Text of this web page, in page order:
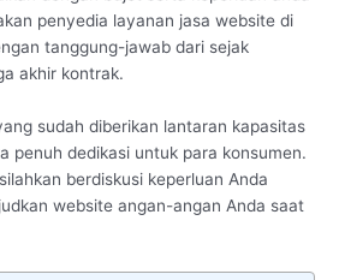
penyedia layanan jasa website di
tanggung-jawab dari sejak
akhir kontrak.
sudah diberikan lantaran kapasitas
penuh dedikasi untuk para konsumen.
berdiskusi keperluan Anda
website angan-angan Anda saat